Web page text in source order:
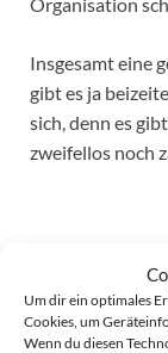
Um dir ein optimales
Cookies, um
Wenn du diesen
Insgesamt eine
gibt es ja
sich, denn es
zweifellos noch